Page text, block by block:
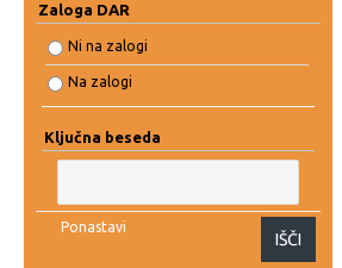
Zaloga DAR
Ni na zalogi
Na zalogi
Ključna beseda
Ponastavi
IŠČI